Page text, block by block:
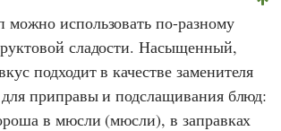
можно использовать по-разному
сладости. Насыщенный,
подходит в качестве заменителя
для приправы и подслащивания блюд:
в мюсли (мюсли), в заправках